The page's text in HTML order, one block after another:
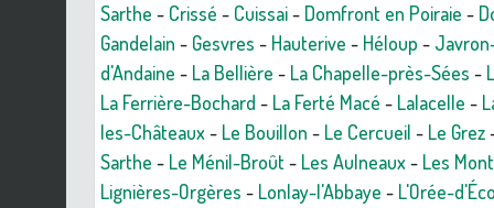
Sarthe - Crissé - Cuissai- Domfront en Poiraie -
Gandelain - Gesvres - Hauterive - Héloup -
d'Andaine - La Bellière - La Chapelle-près-Sées -
La Ferrière-Bochard - La Ferté Macé - Lalacelle -
les-Châteaux - Le Bouillon - Le Cercueil - Le Grez
Sarthe - Le Ménil-Broût- Les Aulneaux - Les
Lignières-Orgères - Lonlay-l'Abbaye - L'Orée-